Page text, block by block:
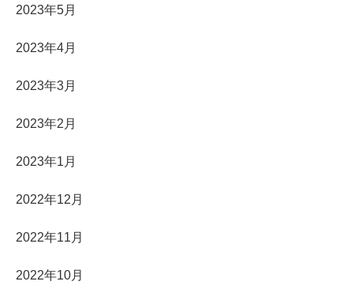
2023年5月
2023年4月
2023年3月
2023年2月
2023年1月
2022年12月
2022年11月
2022年10月